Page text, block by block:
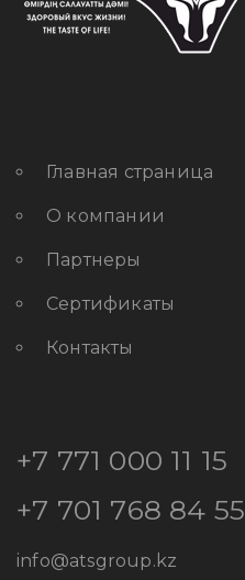
Главная страница
О компании
Партнеры
Сертификаты
Контакты
+7 771 000 11 15
+7 701 768 84 55
info@atsgroup.kz